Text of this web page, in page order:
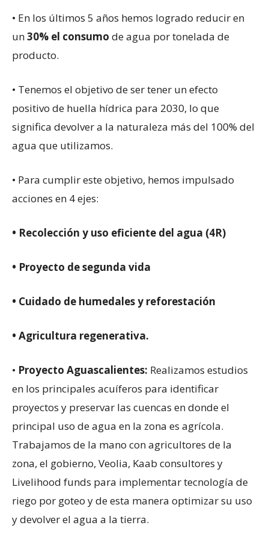
• En los últimos 5 años hemos logrado reducir en
un30% el consumo de agua por tonelada de
producto.
• Tenemos el objetivo de ser tener un efecto
positivo de huella hídrica para 2030, lo que
significa devolver a la naturaleza más del 100% del
agua que utilizamos.
• Para cumplir este objetivo, hemos impulsado
acciones en 4 ejes:
• Recolección y uso eficiente del agua (4R)
• Proyecto de segunda vida
• Cuidado de humedales y reforestación
• Agricultura regenerativa.
• Proyecto Aguascalientes: Realizamos estudios
en los principales acuíferos para identificar
proyectos y preservar las cuencas en donde el
principal uso de agua en la zona es agrícola.
Trabajamos de la mano con agricultores de la
zona, el gobierno, Veolia, Kaab consultores y
Livelihood funds para implementar tecnología de
riego por goteo y de esta manera optimizar su uso
y devolver el agua a la tierra.